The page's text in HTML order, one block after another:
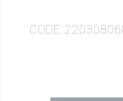
CODE: